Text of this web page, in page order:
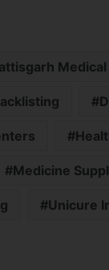
Medicine
Unicure